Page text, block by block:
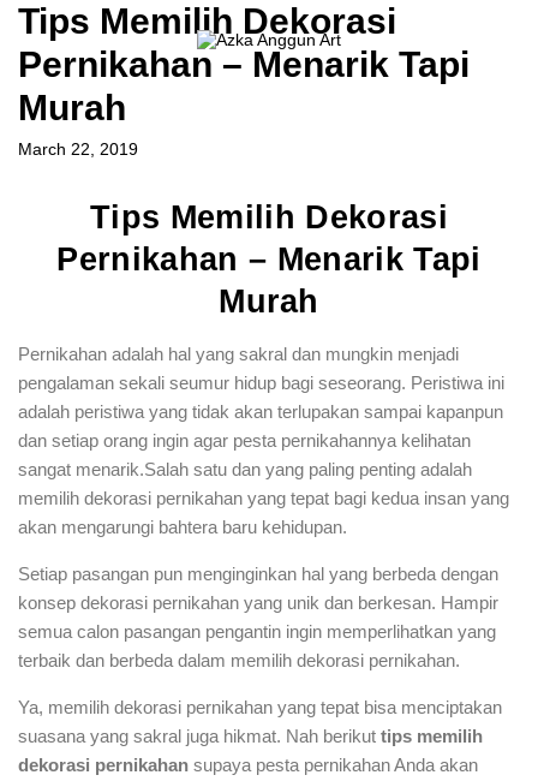
Tips Memilih Dekorasi
Pernikahan – Menarik Tapi
Murah
March 22, 2019
Tips Memilih Dekorasi
Pernikahan – Menarik Tapi
Murah
Pernikahan adalah hal yang sakral dan mungkin menjadi
pengalaman sekali seumur hidup bagi seseorang. Peristiwa ini
adalah peristiwa yang tidak akan terlupakan sampai kapanpun
dan setiap orang ingin agar pesta pernikahannya kelihatan
sangat menarik.Salah satu dan yang paling penting adalah
memilih dekorasi pernikahan yang tepat bagi kedua insan yang
akan mengarungi bahtera baru kehidupan.
Setiap pasangan pun menginginkan hal yang berbeda dengan
konsep dekorasi pernikahan yang unik dan berkesan. Hampir
semua calon pasangan pengantin ingin memperlihatkan yang
terbaik dan berbeda dalam memilih dekorasi pernikahan.
Ya, memilih dekorasi pernikahan yang tepat bisa menciptakan
suasana yang sakral juga hikmat. Nah berikut tips memilih
dekorasi pernikahan supaya pesta pernikahan Anda akan